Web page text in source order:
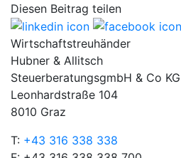
Diesen Beitrag teilen
Wirtschaftstreuhänder
Hubner & Allitsch
SteuerberatungsgmbH & Co KG
Leonhardstraße 104
8010 Graz
T: +43 316 338 338